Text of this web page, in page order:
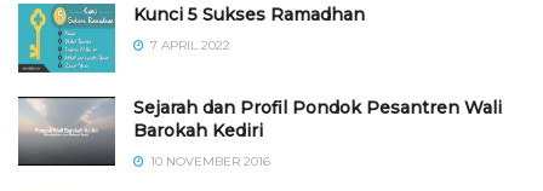
Kunci 5 Sukses Ramadhan
7 APRIL 2022
Sejarah dan Profil Pondok Pesantren Wali
Barokah Kediri
10 NOVEMBER 2016